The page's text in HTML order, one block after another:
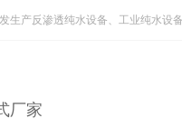
生产反渗透纯水设备、工业纯水设
厂家